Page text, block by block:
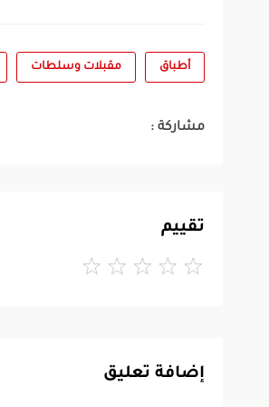
أطباق مقبلات وسلطات
مشاركة :
تقييم
إضافة تعليق